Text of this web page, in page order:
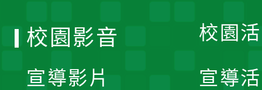
校園
宣導
校園影音
宣導影片